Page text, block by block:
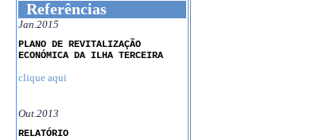
Referências
Jan.2015
PLANO DE REVITALIZAÇÃO
ECONÓMICA DA ILHA TERCEIRA
clique aqui
Out.2013
RELATÓRIO